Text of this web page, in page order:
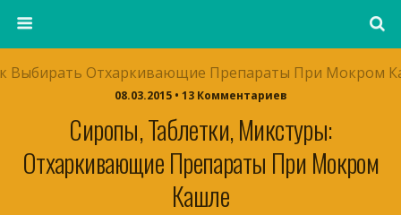
08.03.2015 • 13 Комментариев
Сиропы, Таблетки, Микстуры:
Отхаркивающие Препараты При Мокром
Кашле